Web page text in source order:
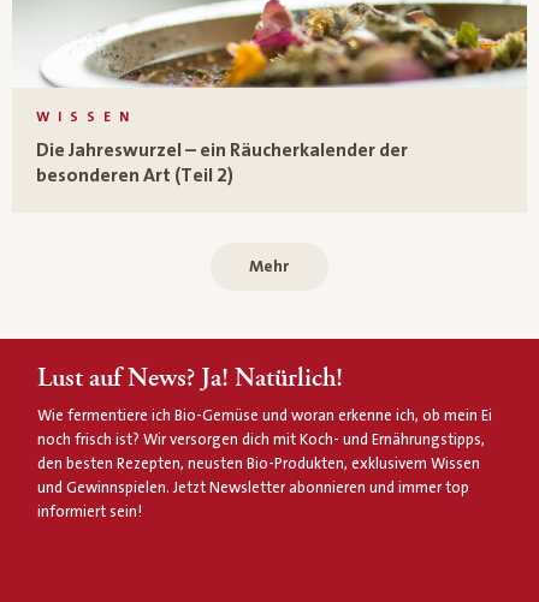
WISSEN
Die Jahreswurzel – ein Räucherkalender der
besonderen Art (Teil 2)
Mehr
Lust auf News? Ja! Natürlich!
Wie fermentiere ich Bio-Gemüse und woran erkenne ich, ob mein Ei
noch frisch ist? Wir versorgen dich mit Koch- und Ernährungstipps,
den besten Rezepten, neusten Bio-Produkten, exklusivem Wissen
und Gewinnspielen. Jetzt Newsletter abonnieren und immer top
informiert sein!